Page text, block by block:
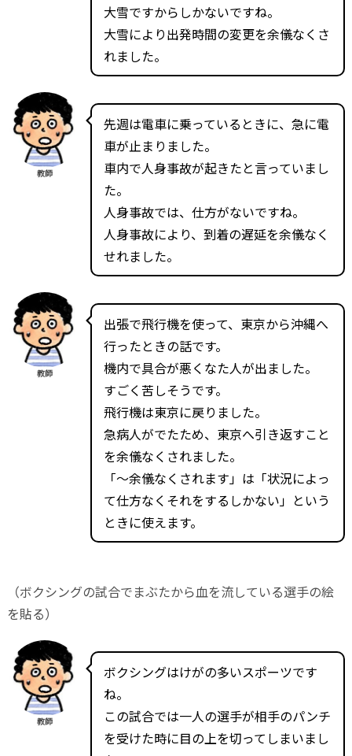
大雪ですからしかないですね。
大雪により出発時間の変更を余儀なくさ
れました。
教師
先週は電車に乗っているときに、急に電
車が止まりました。
車内で人身事故が起きたと言っていまし
た。
人身事故では、仕方がないですね。
人身事故により、到着の遅延を余儀なく
せれました。
教師
出張で飛行機を使って、東京から沖縄へ
行ったときの話です。
機内で具合が悪くなた人が出ました。
すごく苦しそうです。
飛行機は東京に戻りました。
急病人がでたため、東京へ引き返すこと
を余儀なくされました。
「～余儀なくされます」は「状況によっ
て仕方なくそれをするしかない」という
ときに使えます。
（ボクシングの試合でまぶたから血を流している選手の絵
を貼る）
教師
ボクシングはけがの多いスポーツです
ね。
この試合では一人の選手が相手のパンチ
を受けた時に目の上を切ってしまいまし